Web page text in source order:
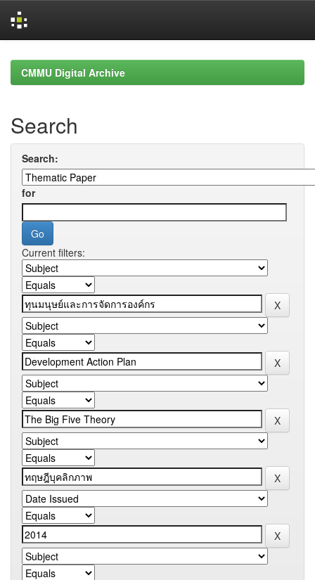
navigationCMMU Digital Archive
Search
Search:
for
Current filters: